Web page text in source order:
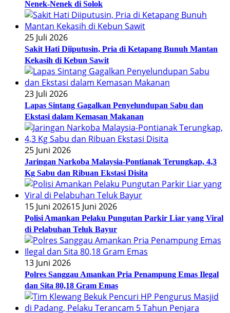
Nenek-Nenek di Solok
25 Juli 2026
Sakit Hati Diiputusin, Pria di Ketapang Bunuh Mantan
Kekasih di Kebun Sawit
23 Juli 2026
Lapas Sintang Gagalkan Penyelundupan Sabu dan
Ekstasi dalam Kemasan Makanan
25 Juni 2026
Jaringan Narkoba Malaysia-Pontianak Terungkap, 4,3
Kg Sabu dan Ribuan Ekstasi Disita
15 Juni 202615 Juni 2026
Polisi Amankan Pelaku Pungutan Parkir Liar yang Viral
di Pelabuhan Teluk Bayur
13 Juni 2026
Polres Sanggau Amankan Pria Penampung Emas Ilegal
dan Sita 80,18 Gram Emas